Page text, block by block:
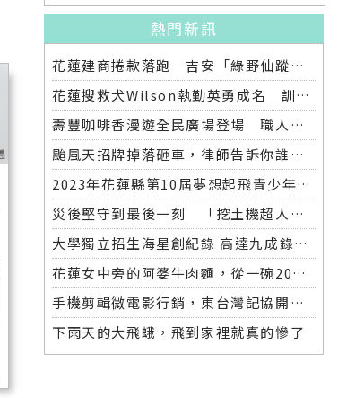
熱門新訊
花蓮建商捲款落跑 吉安「綠野仙蹤」整棟2.6億將法拍
花蓮搜救犬Wilson執勤英勇成名 訓練意外墜落離世 消防局將為其立碑追思
壽豐咖啡香漫遊全民廣場登場 職人市集手作體驗品味慢活氛圍
颱風天招牌掉落砸車，律師告訴你誰該賠償
2023年花蓮縣第10屆夢想起飛青少年發明展 自強國中拿下第一名與第二名
災後堅守到最後一刻 「挖土機超人」因感染離世
大學獨立招生海星創紀錄 高達九成錄取國立大學 東華大學錄取21人 歷年最多
花蓮女中旁的阿婆牛肉麵，從一碗20元的牛肉湯開始到40年不變的人情味
手機剪輯微電影行銷，東台灣記協開班授課獲好評
下雨天的大飛蛾，飛到家裡就真的慘了